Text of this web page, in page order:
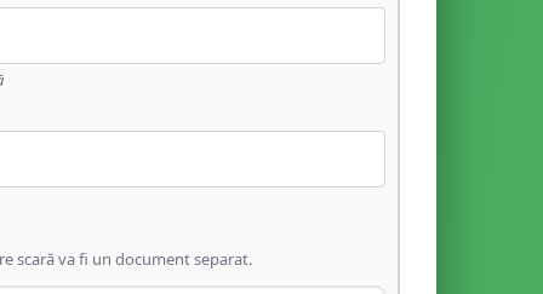
scară va fi un document separat.